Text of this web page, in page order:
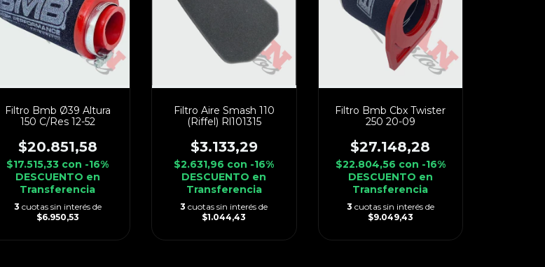
Filtro Bmb Ø39 Altura
150 C/Res 12-52
$20.851,58
$17.515,33 con -16%
DESCUENTO en
Transferencia
3 cuotas sin interés de
$6.950,53
Filtro Aire Smash 110
(Riffel) Rl101315
$3.133,29
$2.631,96 con -16%
DESCUENTO en
Transferencia
3 cuotas sin interés de
$1.044,43
Filtro Bmb Cbx Twister
250 20-09
$27.148,28
$22.804,56 con -16%
DESCUENTO en
Transferencia
3 cuotas sin interés de
$9.049,43